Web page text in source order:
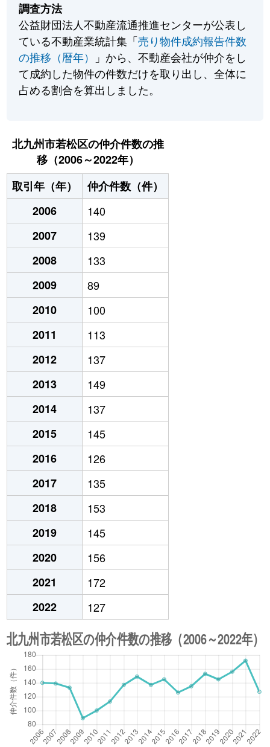
調査方法
公益財団法人不動産流通推進センターが公表し
ている不動産業統計集「売り物件成約報告件数
の推移（暦年）
」から、不動産会社が仲介をし
て成約した物件の件数だけを取り出し、全体に
占める割合を算出しました。
北九州市若松区の仲介件数の推
移（2006～2022年）
取引年（年）
仲介件数（件）
2006
140
2007
139
2008
133
2009
89
2010
100
2011
113
2012
137
2013
149
2014
137
2015
145
2016
126
2017
135
2018
153
2019
145
2020
156
2021
172
2022
127